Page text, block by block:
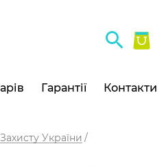
Гарантії Контакти
України